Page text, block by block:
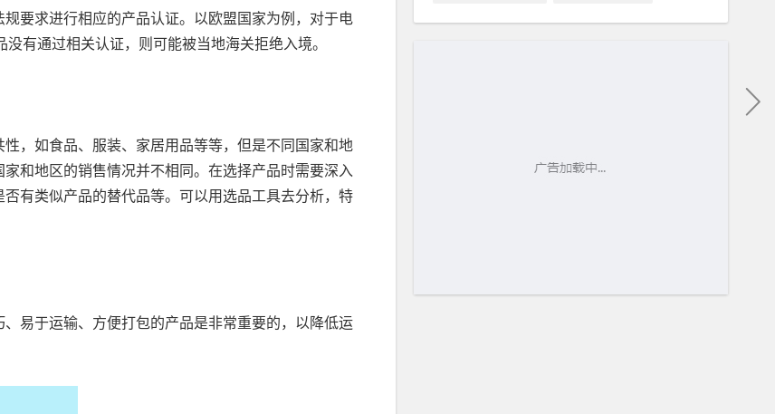
要求进行相应的产品认证。以欧盟国家为例，对于电
有通过相关认证，则可能被当地海关拒绝入境。
，如食品、服装、家居用品等等，但是不同国家和地
和地区的销售情况并不相同。在选择产品时需要深入
有类似产品的替代品等。可以用选品工具去分析，特
易于运输、方便打包的产品是非常重要的，以降低运